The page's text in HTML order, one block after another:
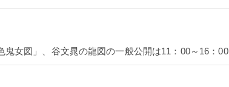
女図」、谷文晁の龍図の一般公開は11：00～16：00